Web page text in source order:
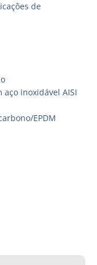
de
inoxidável AISI
EPDM